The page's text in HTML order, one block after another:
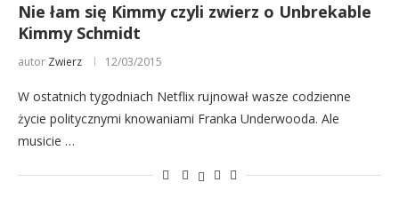
Nie łam się Kimmy czyli zwierz o Unbrekable
Kimmy Schmidt
autor Zwierz 12/03/2015
W ostatnich tygodniach Netflix rujnował wasze codzienne
życie politycznymi knowaniami Franka Underwooda. Ale
musicie …